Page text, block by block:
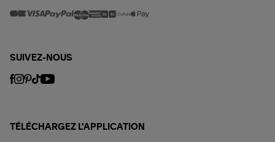
SUIVEZ-NOUS
TÉLÉCHARGEZ L'APPLICATION